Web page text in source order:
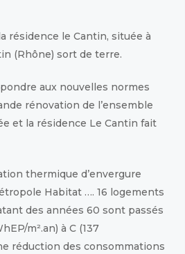
résidence le Cantin, située à
(Rhône) sort de terre.
aux nouvelles normes
rénovation de l’ensemble
et la résidence Le Cantin fait
thermique d’envergure
Habitat …. 16 logements
des années 60 sont passés
m².an) à C (137
réduction des consommations